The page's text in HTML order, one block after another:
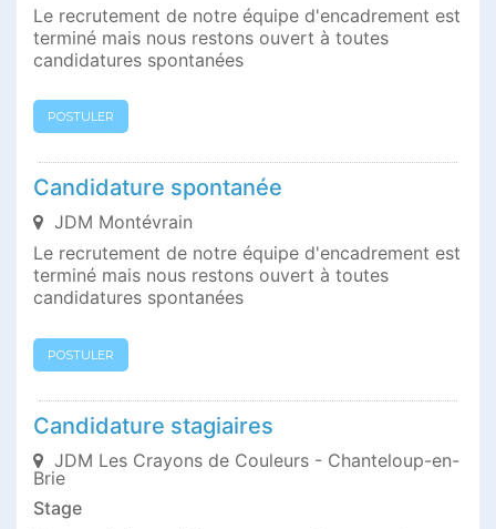
Le recrutement de notre équipe d'encadrement est
terminé mais nous restons ouvert à toutes
candidatures spontanées
POSTULER
Candidature spontanée
JDM Montévrain
Le recrutement de notre équipe d'encadrement est
terminé mais nous restons ouvert à toutes
candidatures spontanées
POSTULER
Candidature stagiaires
JDM Les Crayons de Couleurs - Chanteloup-en-
Brie
Stage